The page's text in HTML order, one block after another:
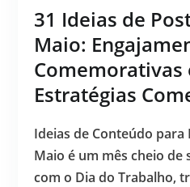
31 Ideias de
Maio:
Comemorativas
Estratégias
Ideias de Conteúdo para
Maio é um mês cheio de
com o Dia do Trabalho,